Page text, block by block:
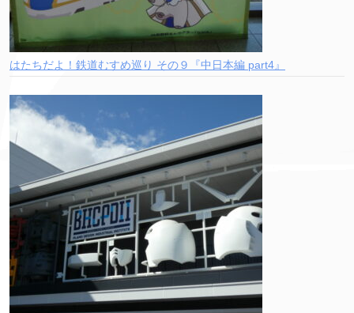
はたちだよ！鉄道むすめ巡り その９『中日本編 part4』